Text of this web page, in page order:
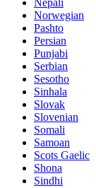
Norwegian
Pashto
Persian
Punjabi
Serbian
Sesotho
Sinhala
Slovak
Slovenian
Somali
Samoan
Scots Gaelic
Shona
Sindhi